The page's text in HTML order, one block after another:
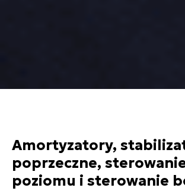
Amortyzatory,
poprzeczne,
poziomu i sterowanie